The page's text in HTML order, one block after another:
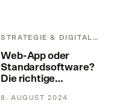
STRATEGIE & DIGITALISIERUNG
Web-App oder
Standardsoftware?
Die richtige
8. AUGUST 2024